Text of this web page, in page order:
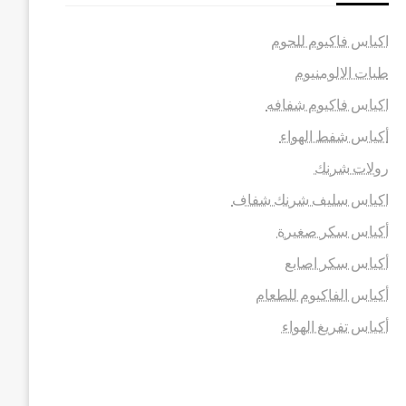
اكياس فاكيوم للحوم
طبات الالومنيوم
اكياس فاكيوم شفافه
أكياس شفط الهواء
رولات شرنك
اكياس سليف شرنك شفاف
أكياس سكر صغيرة
أكياس سكر اصابع
أكياس الفاكيوم للطعام
أكياس تفريغ الهواء